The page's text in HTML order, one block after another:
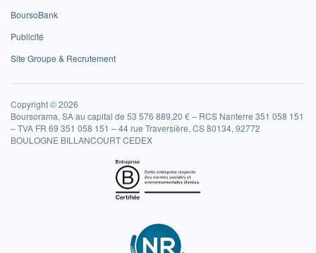
BoursoBank
Publicité
Site Groupe & Recrutement
Copyright © 2026
Boursorama, SA au capital de 53 576 889,20 € – RCS Nanterre 351 058 151
– TVA FR 69 351 058 151 – 44 rue Traversière, CS 80134, 92772
BOULOGNE BILLANCOURT CEDEX